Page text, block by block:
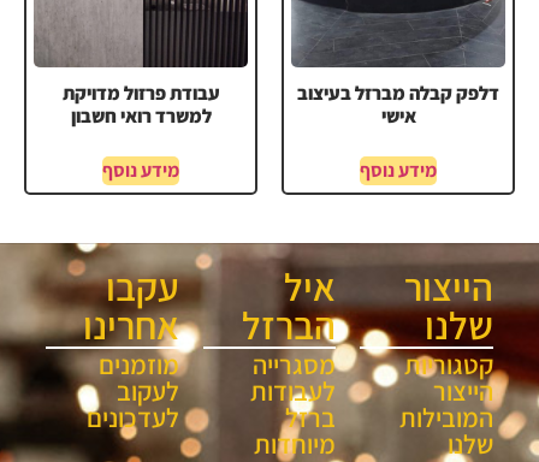
דלפק קבלה מברזל בעיצוב
אישי
מידע נוסף
עבודת פרזול מדויקת
למשרד רואי חשבון
מידע נוסף
הייצור
שלנו
קטגוריות
הייצור
המובילות
שלנו
איל
הברזל
מסגרייה
לעבודות
ברזל
מיוחדות
עקבו
אחרינו
מוזמנים
לעקוב
לעדכונים